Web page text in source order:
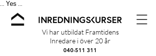
Yes
Vi har utbildat Framtidens
Inredare i över 20 år
040-511 311